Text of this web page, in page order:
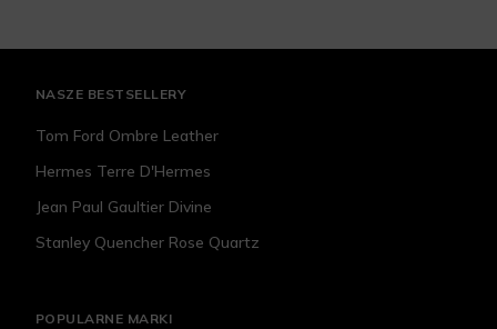
NASZE BESTSELLERY
Tom Ford Ombre Leather
Hermes Terre D'Hermes
Jean Paul Gaultier Divine
Stanley Quencher Rose Quartz
POPULARNE MARKI